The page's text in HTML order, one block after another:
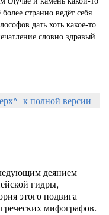
странно ведёт себя
дать хоть какое-то
словно здравый
к полной версии
деянием
гидры,
этого подвига
мифографов.